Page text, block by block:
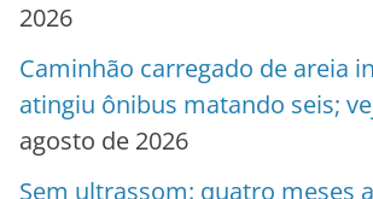
2026
Caminhão carregado de areia
atingiu ônibus matando seis;
agosto de 2026
Sem ultrassom: quatro meses